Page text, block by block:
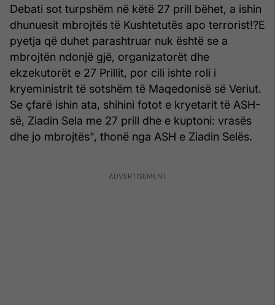
Debati sot turpshëm në këtë 27 prill bëhet, a ishin
dhunuesit mbrojtës të Kushtetutës apo terrorist!?E
pyetja që duhet parashtruar nuk është se a
mbrojtën ndonjë gjë, organizatorët dhe
ekzekutorët e 27 Prillit, por cili ishte roli i
kryeministrit të sotshëm të Maqedonisë së Veriut.
Se çfarë ishin ata, shihini fotot e kryetarit të ASH-
së, Ziadin Sela me 27 prill dhe e kuptoni: vrasës
dhe jo mbrojtës", thonë nga ASH e Ziadin Selës.